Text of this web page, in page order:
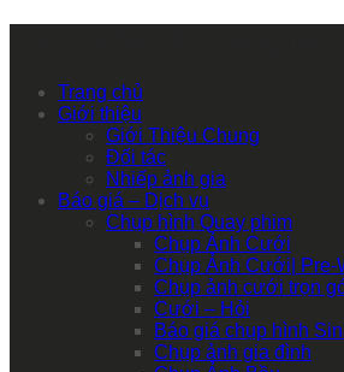
Trang chủ
Giới thiệu
Giới Thiệu Chung
Đối tác
Nhiếp ảnh gia
Báo giá – Dịch vụ
Chụp hình Quay phim
Chụp Ảnh Cưới
Chụp Ảnh Cưới|
Chụp ảnh cưới trọn
Cưới – Hỏi
Báo giá chụp hình
Chụp ảnh gia đình